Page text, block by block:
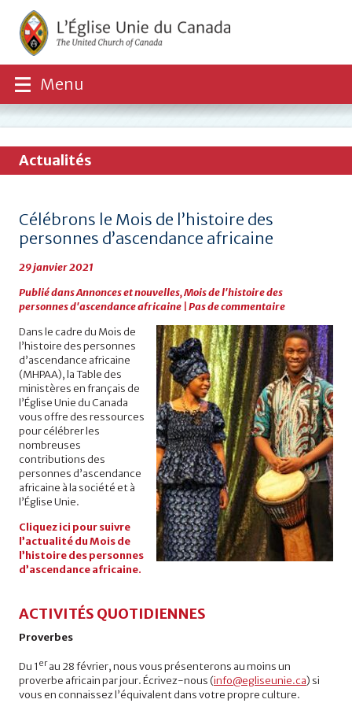
Menu
Actualités
Célébrons le Mois de l’histoire des
personnes d’ascendance africaine
29 janvier 2021
Publié dansAnnonces et nouvelles,Mois de l'histoire des
personnes d'ascendance africaine Pas de commentaire
Dans le cadre du Mois de
l’histoire des personnes
d’ascendance africaine
(MHPAA), la Table des
ministères en français de
l’Église Unie du Canada
vous offre des ressources
pour célébrer les
nombreuses
contributions des
personnes d’ascendance
africaine à la société et à
l’Église Unie.
Cliquez ici pour suivre
l’actualité du Mois de
l’histoire des personnes
d’ascendance africaine.
ACTIVITÉS QUOTIDIENNES
Proverbes
Du 1 erau 28 février, nous vous présenterons au moins un
proverbe africain par jour. Écrivez-nous (info@egliseunie.ca) si
vous en connaissez l’équivalent dans votre propre culture.